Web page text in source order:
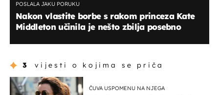
POSLALA JAKU PORUKU
Nakon vlastite borbe s rakom princeza Kate
Middleton učinila je nešto zbilja posebno
3 vijesti o kojima se priča
ČUVA USPOMENU NA NJEGA